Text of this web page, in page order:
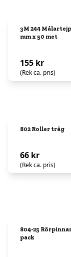
3M 244
mm x 50 met
155 kr
(Rek ca. pris)
802 Roller tråg
66 kr
(Rek ca. pris)
804-25
pack